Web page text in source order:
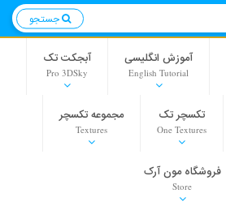
آموزش انگلیسی
English Tutorial
آبجکت تک
Pro 3DSky
تکسچر تک
One Textures
مجموعه تکسچر
Textures
فروشگاه مون آرک
Store